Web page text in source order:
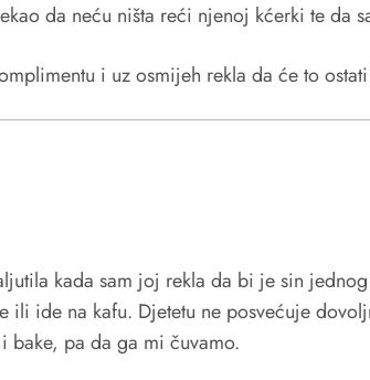
da neću ništa reći njenoj kćerki te da
i uz osmijeh rekla da će to
kada sam joj rekla da bi je sin
ili ide na kafu. Djetetu ne posvećuje
bake, pa da ga mi čuvamo.